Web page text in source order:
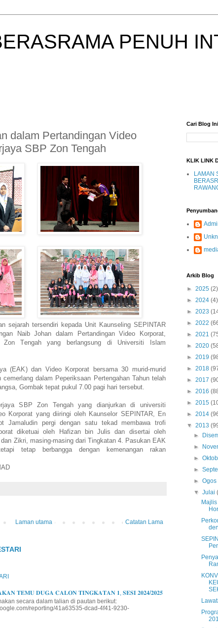
PENUH
dalam Pertandingan Video
SBP Zon Tengah
sejarah tersendiri kepada Unit Kaunseling SEPINTAR
Naib Johan dalam Pertandingan Video Korporat,
Tengah yang berlangsung di Universiti Islam
(EAK) dan Video Korporat bersama 30 murid-murid
dalam Peperiksaan Pertengahan Tahun telah
Gombak tepat pukul 7.00 pagi hari tersebut.
SBP Zon Tengah yang dianjurkan di universiti
Korporat yang diiringi oleh Kaunselor SEPINTAR, En
Jamaludin pergi dengan satu tekad membawa trofi
diketuai oleh Hafizan bin Julis dan disertai oleh
Zikri, masing-masing dari Tingkatan 4. Pasukan EAK
tetap berbangga dengan kemenangan rakan
Catatan Lama
Laman utama
𝐓𝐄𝐌𝐔 𝐃𝐔𝐆𝐀 𝐂𝐀𝐋𝐎𝐍 𝐓𝐈𝐍𝐆𝐊𝐀𝐓𝐀𝐍 𝟏, 𝐒𝐄𝐒𝐈 𝟐𝟎𝟐𝟒/𝟐𝟎𝟐𝟓
secara dalam talian di pautan berikut:
reporting/41a63535-dcad-4f41-9230-
Cari Blog Ini
KLIK LINK
LAMAN
Arkib Blog
► 2025 (2)
► 2024 (4)
► 2023
► 2022
► 2021
► 2020
► 2019
► 2018
► 2017
► 2016
► 2015
► 2014
▼ 2013
►
►
►
►
►Ogos
▼Julai